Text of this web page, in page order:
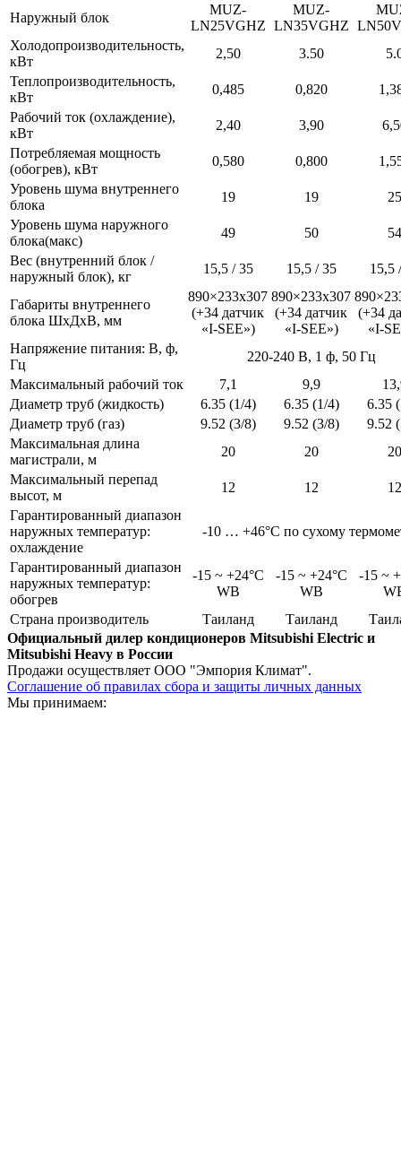
Наружный блок
MUZ-
LN25VGHZ
MUZ-
LN35VGHZ
Холодопроизводительность,
кВт
2,50 3.50
Теплопроизводительность,
кВт
0,485 0,820
Рабочий ток (охлаждение),
кВт
2,40 3,90
Потребляемая мощность
(обогрев), кВт
0,580 0,800
Уровень шума внутреннего
блока
19 19
25
Уровень шума наружного
блока(макс)
49 50
54
Вес (внутренний блок /
наружный блок), кг
15,5 / 35 15,5 / 35 15,5
Габариты внутреннего
блока ШхДхВ, мм
890×233х307
(+34 датчик
«I-SEE»)
890×233х307
(+34 датчик
«I-SEE»)
(+34
«I-
Напряжение питания: В, ф,
Гц
220-240 В, 1 ф, 50 Гц
Максимальный рабочий ток
7,1 9,9
Диаметр труб (жидкость)
6.35 (1/4) 6.35 (1/4)
6.35
Диаметр труб (газ)
9.52 (3/8) 9.52 (3/8)
9.52
Максимальная длина
магистрали, м
20 20
20
Максимальный перепад
высот, м
12 12
12
Гарантированный диапазон
наружных температур:
охлаждение
-10 … +46°C по сухому
Гарантированный диапазон
наружных температур:
обогрев
-15 ~ +24°C
WB
-15 ~ +24°C
WB
-15 ~
Страна производитель
Таиланд Таиланд
Официальный дилер кондиционеров Mitsubishi Electric и
Mitsubishi Heavy в России
Продажи осуществляет ООО "Эмпория Климат".
Соглашение об правилах сбора и защиты личных данных
Мы принимаем: